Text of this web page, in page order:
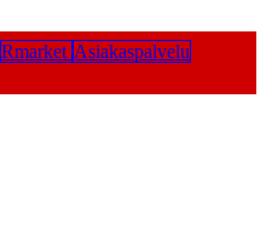
Rmarket Asiakaspalvelu